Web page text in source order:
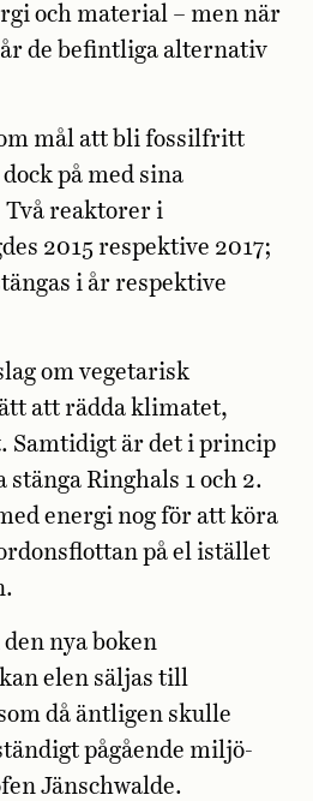
och material – men när
de befintliga alternativ
mål att bli fossilfritt
på med sina
Två reaktorer i
2015 respektive 2017;
i år respektive
om vegetarisk
att rädda klimatet,
Samtidigt är det i princip
Ringhals 1 och 2.
energi nog för att köra
på el istället
nya boken
kan elen säljas till
då äntligen skulle
pågående miljö-
Jänschwalde.